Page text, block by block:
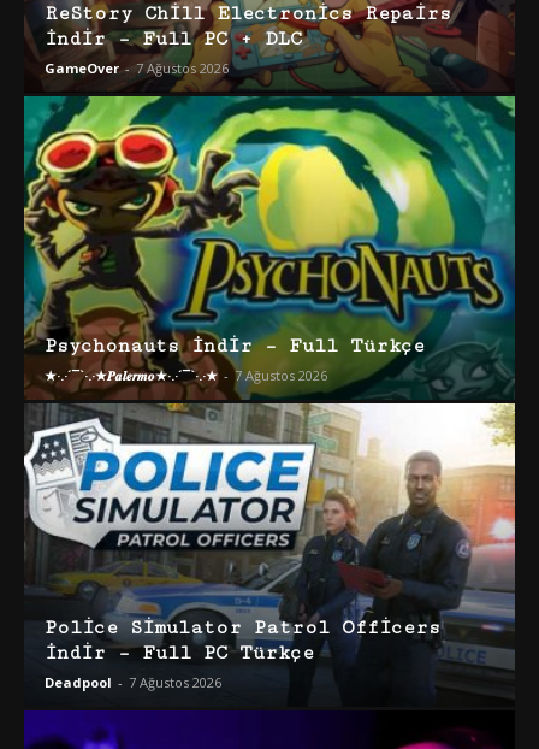
ReStory Chill Electronics Repairs
İndir – Full PC + DLC
GameOver - 7 Ağustos 2026
Psychonauts İndir – Full Türkçe
★·.·´¯`·.·★𝑷𝒂𝒍𝒆𝒓𝒎𝒐★·.·´¯`·.·★ - 7 Ağustos 2026
Police Simulator Patrol Officers
İndir – Full PC Türkçe
Deadpool - 7 Ağustos 2026